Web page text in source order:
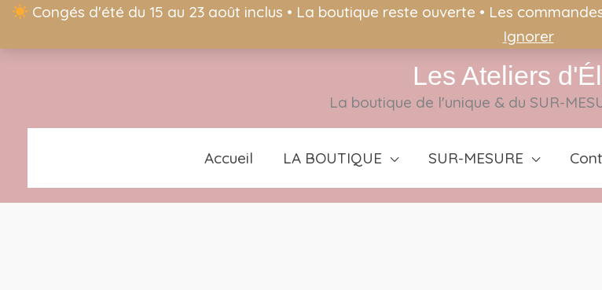
Congés d'été du 15 au 23 août inclus • La boutique reste ouverte • Les
Ignorer
Les Ateliers
La boutique de l'unique & du SUR-
Accueil LA BOUTIQUE SUR-MESURE